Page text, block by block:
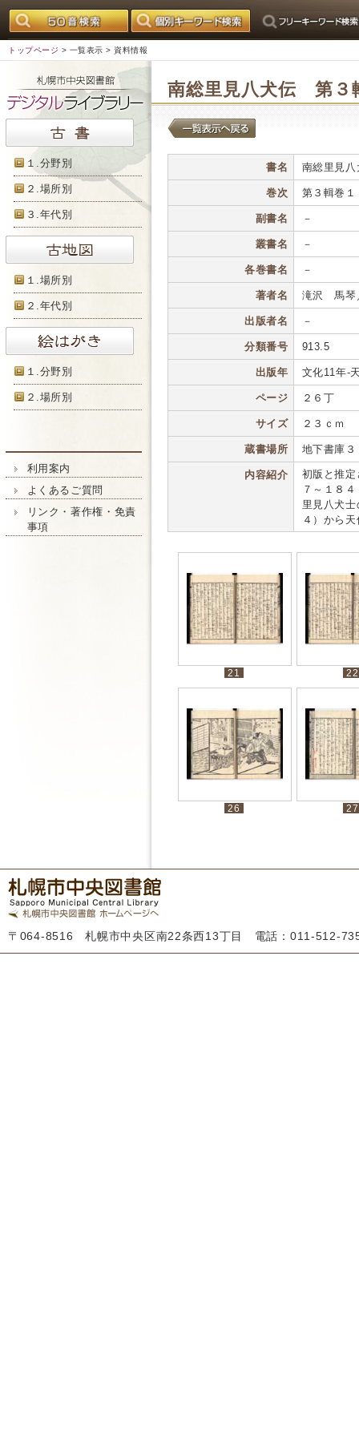
トップページ > 一覧表示 > 資料情報
１.分野別
２.場所別
３.年代別
１.場所別
２.年代別
１.分野別
２.場所別
利用案内
よくあるご質問
リンク・著作権・免責
事項
南総里見八犬伝 第３
書名 南総里見八
巻次 第３輯巻１
副書名 －
叢書名 －
各巻書名 －
著者名 滝沢 馬琴
出版者名 －
分類番号 913.5
出版年 文化11年-
ページ ２６丁
サイズ ２３ｃｍ
蔵書場所 地下書庫３
内容紹介
初版と推
７～１８
里見八犬
４）から
21 22
26 27
〒064-8516 札幌市中央区南22条西13丁目 電話：011-512-